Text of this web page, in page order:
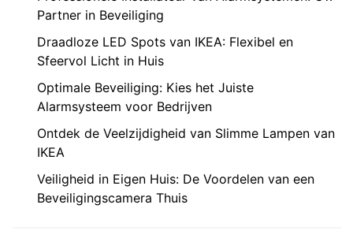
Partner in Beveiliging
Draadloze LED Spots van IKEA: Flexibel en
Sfeervol Licht in Huis
Optimale Beveiliging: Kies het Juiste
Alarmsysteem voor Bedrijven
Ontdek de Veelzijdigheid van Slimme Lampen van
IKEA
Veiligheid in Eigen Huis: De Voordelen van een
Beveiligingscamera Thuis